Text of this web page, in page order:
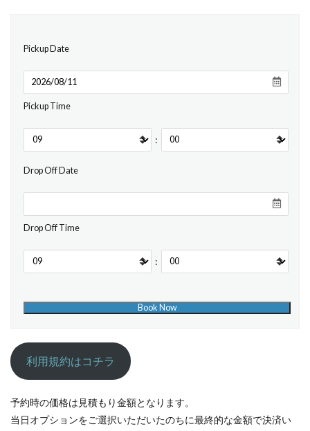
Pickup Date
Pickup Time
:
Drop Off Date
Drop Off Time
:
利用規約はコチラ
予約時の価格は見積もり金額となります。
当日オプションをご選択いただいたのちに最終的な金額で決済い